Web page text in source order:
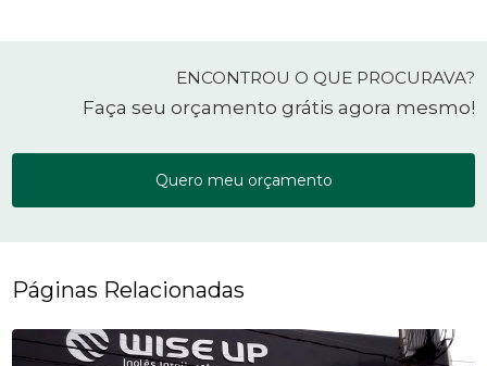
ENCONTROU O QUE PROCURAVA?
Faça seu orçamento grátis agora mesmo!
Quero meu orçamento
Páginas Relacionadas